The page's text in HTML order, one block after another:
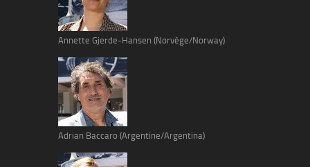
Annette Gjerde-Hansen (Norvège/Norway)
Adrian Baccaro (Argentine/Argentina)